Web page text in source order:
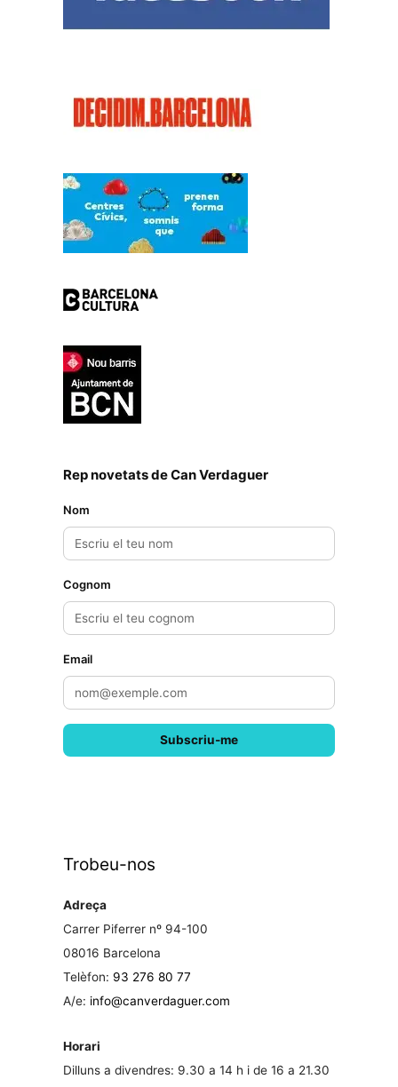
Rep novetats de Can Verdaguer
Nom
Cognom
Email
Trobeu-nos
Adreça
Carrer Piferrer nº 94-100
08016 Barcelona
Telèfon: 93 276 80 77
A/e: info@canverdaguer.com
Horari
Dilluns a divendres: 9.30 a 14 h i de 16 a 21.30